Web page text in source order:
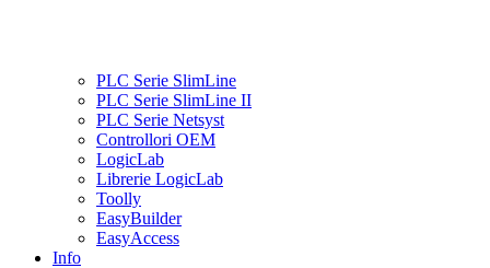
PLC Serie SlimLine
PLC Serie SlimLine II
PLC Serie Netsyst
Controllori OEM
LogicLab
Librerie LogicLab
Toolly
EasyBuilder
EasyAccess
Info